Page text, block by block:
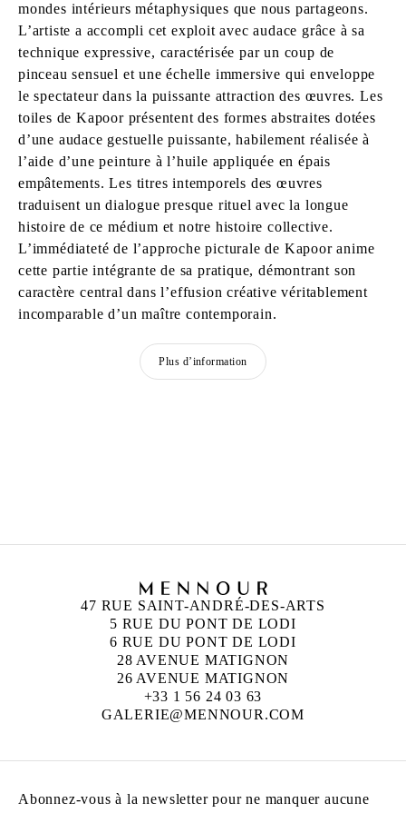
mondes intérieurs métaphysiques que nous partageons.
L’artiste a accompli cet exploit avec audace grâce à sa
technique expressive, caractérisée par un coup de
pinceau sensuel et une échelle immersive qui enveloppe
le spectateur dans la puissante attraction des œuvres. Les
toiles de Kapoor présentent des formes abstraites dotées
d’une audace gestuelle puissante, habilement réalisée à
l’aide d’une peinture à l’huile appliquée en épais
empâtements. Les titres intemporels des œuvres
traduisent un dialogue presque rituel avec la longue
histoire de ce médium et notre histoire collective.
L’immédiateté de l’approche picturale de Kapoor anime
cette partie intégrante de sa pratique, démontrant son
caractère central dans l’effusion créative véritablement
incomparable d’un maître contemporain.
Plus d’information
47 RUE SAINT-ANDRÉ-DES-ARTS
5 RUE DU PONT DE LODI
6 RUE DU PONT DE LODI
28 AVENUE MATIGNON
26 AVENUE MATIGNON
+33 1 56 24 03 63
GALERIE@MENNOUR.COM
Abonnez-vous à la newsletter pour ne manquer aucune